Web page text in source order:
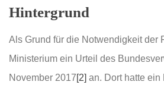
Hintergrund
Als Grund für die Notwendigkeit der
Ministerium ein Urteil des
November 2017[2] an. Dort hatte ein